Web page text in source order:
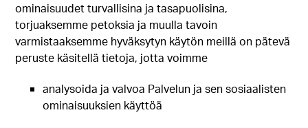
ominaisuudet turvallisina ja tasapuolisina,
torjuaksemme petoksia ja muulla tavoin
varmistaaksemme hyväksytyn käytön meillä on pätevä
peruste käsitellä tietoja, jotta voimme
analysoida ja valvoa Palvelun ja sen sosiaalisten
ominaisuuksien käyttöä